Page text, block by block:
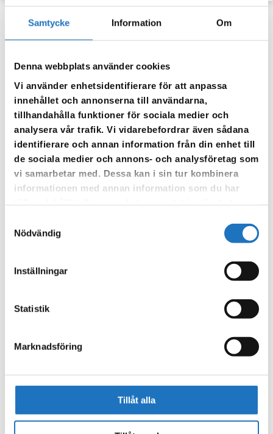
Samtycke Information Om
Denna webbplats använder cookies
Vi använder enhetsidentifierare för att anpassa
innehållet och annonserna till användarna,
tillhandahålla funktioner för sociala medier och
analysera vår trafik. Vi vidarebefordrar även sådana
identifierare och annan information från din enhet till
de sociala medier och annons- och analysföretag som
vi samarbetar med. Dessa kan i sin tur kombinera
informationen med annan information som du har
Nödvändig
Inställningar
Statistik
Marknadsföring
Tillåt alla
Anmäl dig till vår sms-tjänst.
Vår sms-tjänst använder vi enbart för att kunna informera dig
om driftstörningar och andra händelser som kan påverka dig
som fastighetsägare.